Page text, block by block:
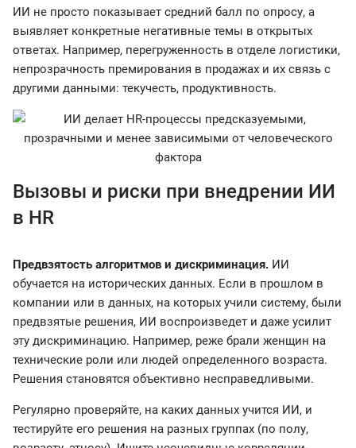
ИИ не просто показывает средний балл по опросу, а
выявляет конкретные негативные темы в открытых
ответах. Например, перегруженность в отделе логистики,
непрозрачность премирования в продажах и их связь с
другими данными: текучесть, продуктивность.
Вызовы и риски при внедрении ИИ
в HR
Предвзятость алгоритмов и дискриминация. ИИ
обучается на исторических данных. Если в прошлом в
компании или в данных, на которых учили систему, были
предвзятые решения, ИИ воспроизведет и даже усилит
эту дискриминацию. Например, реже брали женщин на
технические роли или людей определенного возраста.
Решения становятся объективно несправедливыми.
Регулярно проверяйте, на каких данных учится ИИ, и
тестируйте его решения на разных группах (по полу,